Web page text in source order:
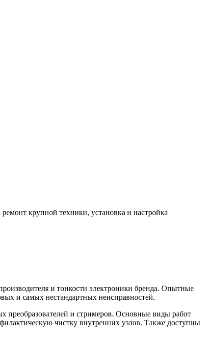
крупной техники, установка и настройка
и тонкости электроники бренда. Опытные
и самых нестандартных неисправностей.
преобразователей и стримеров. Основные виды работ
чистку внутренних узлов. Также доступны